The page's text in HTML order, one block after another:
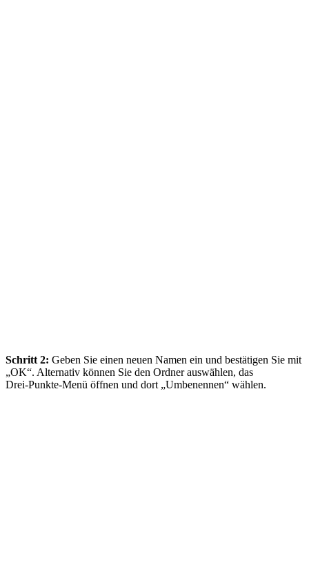
Schritt 2: Geben Sie einen neuen Namen ein und bestätigen Sie mit
„OK“. Alternativ können Sie den Ordner auswählen, das
Drei‑Punkte‑Menü öffnen und dort „Umbenennen“ wählen.